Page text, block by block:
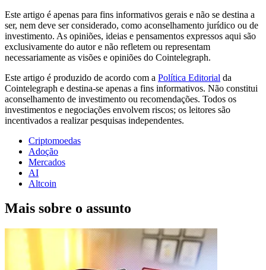
Este artigo é apenas para fins informativos gerais e não se destina a
ser, nem deve ser considerado, como aconselhamento jurídico ou de
investimento. As opiniões, ideias e pensamentos expressos aqui são
exclusivamente do autor e não refletem ou representam
necessariamente as visões e opiniões do Cointelegraph.
Este artigo é produzido de acordo com a Política Editorial da
Cointelegraph e destina-se apenas a fins informativos. Não constitui
aconselhamento de investimento ou recomendações. Todos os
investimentos e negociações envolvem riscos; os leitores são
incentivados a realizar pesquisas independentes.
Criptomoedas
Adoção
Mercados
AI
Altcoin
Mais sobre o assunto